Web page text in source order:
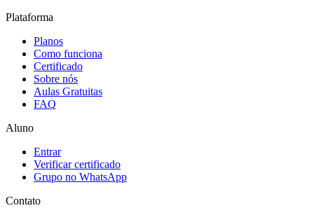
Plataforma
Planos
Como funciona
Certificado
Sobre nós
Aulas Gratuitas
FAQ
Aluno
Entrar
Verificar certificado
Grupo no WhatsApp
Contato